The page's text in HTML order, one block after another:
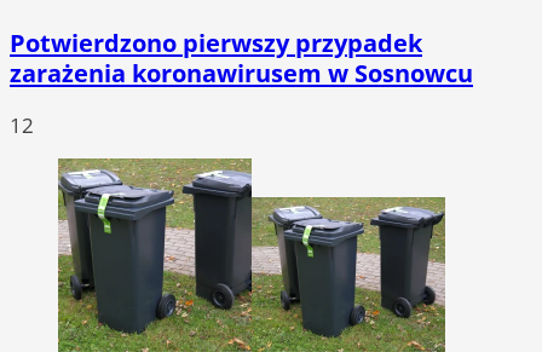
Potwierdzono pierwszy przypadek
zarażenia koronawirusem w Sosnowcu
12